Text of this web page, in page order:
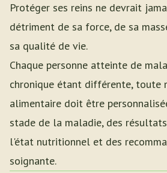
Protéger ses reins ne devrait
détriment de sa force, de sa
sa qualité de vie.
Chaque personne atteinte de
chronique étant différente, toute
alimentaire doit être
stade de la maladie, des
l'état nutritionnel et des
soignante.